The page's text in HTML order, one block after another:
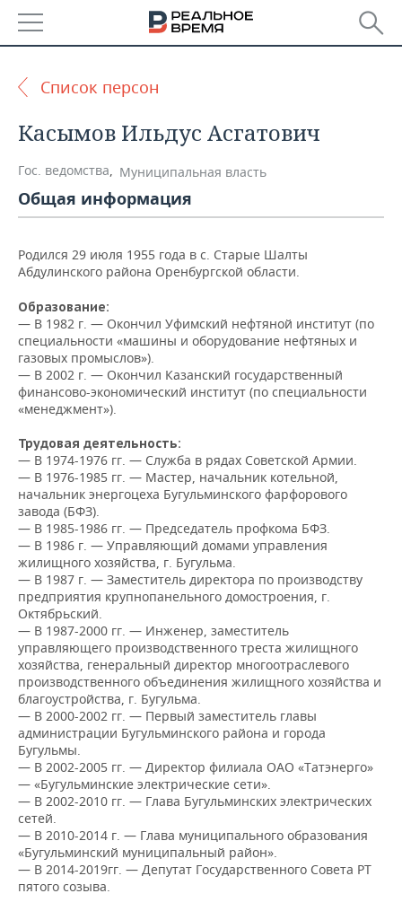
ТАТАРСТАН
УДМУРТИЯ
НОВОСТИ АНАЛИТИКИ
КОРОЛИ ГОСЗАКАЗА ПФО
ВУЗЫ ТАТАРСТАНА
КОМУ ПРИНАДЛЕЖАТ
ТОРГОВЫЕ ЦЕНТРЫ
ТАТАРСТАНА
ЭКОНОМИКА
ФИНАНСЫ
БАНКИ
БЮДЖЕТ
ИНВЕСТИЦИИ
НОВОСТИ
ПРОМЫШЛЕННОСТИ
АГРОПРОМ
МАШИНОСТРОЕНИЕ
НЕФТЕХИМИЯ
НЕФТЬ
ОПК
ЭНЕРГЕТИКА
НЕДВИЖИМОСТЬ
НОВОСТИ НЕДВИЖИМОСТИ
АВТО
НОВОСТИ АВТО
БИЗНЕС
НОВОСТИ БИЗНЕСА
РОЗНИЧНАЯ ТОРГОВЛЯ
ТРАНСПОРТ
УСЛУГИ
ТЕХНОЛОГИИ
НОВОСТИ ТЕХНОЛОГИЙ
IT
МЕДИА
ТЕЛЕКОММУНИКАЦИИ
МЕРОПРИЯТИЯ
НОВОСТИ МЕРОПРИЯТИЙ
ВЫЕЗДНАЯ РЕДАКЦИЯ
БИЗНЕС-БРАНЧИ
ONLINE-КОНФЕРЕНЦИИ
ОТКРЫТАЯ ЛЕКЦИЯ
СПОРТ
НОВОСТИ СПОРТА
ФУТБОЛ
ХОККЕЙ
БАСКЕТБОЛ
ВОЛЕЙБОЛ
КИБЕРСПОРТ
ФИГУРНОЕ КАТАНИЕ
ВОДНЫЕ ВИДЫ СПОРТА
ХОККЕЙ С МЯЧОМ
ОБЩЕСТВО
НОВОСТИ ОБЩЕСТВА
ВЛАСТЬ
ИНФРАСТРУКТУРА
ИСТОРИЯ
КУЛЬТУРА
МЕДИЦИНА
ОБРАЗОВАНИЕ
ПРОИСШЕСТВИЯ
ФОТОГАЛЕРЕЯ
СЮЖЕТЫ
СПРАВОЧНИК
СПИСОК ПЕРСОН
СПИСОК КОМПАНИЙ
ПОЛНАЯ ВЕРСИЯ
Список персон
Касымов Ильдус Асгатович
Гос. ведомства, Муниципальная власть
Общая информация
Родился 29 июля 1955 года в с. Старые Шалты
Абдулинского района Оренбургской области.
Образование:
— В 1982 г. — Окончил Уфимский нефтяной институт (по
специальности «машины и оборудование нефтяных и
газовых промыслов»).
— В 2002 г. — Окончил Казанский государственный
финансово-экономический институт (по специальности
«менеджмент»).
Трудовая деятельность:
— В 1974-1976 гг. — Служба в рядах Советской Армии.
— В 1976-1985 гг. — Мастер, начальник котельной,
начальник энергоцеха Бугульминского фарфорового
завода (БФЗ).
— В 1985-1986 гг. — Председатель профкома БФЗ.
— В 1986 г. — Управляющий домами управления
жилищного хозяйства, г. Бугульма.
— В 1987 г. — Заместитель директора по производству
предприятия крупнопанельного домостроения, г.
Октябрьский.
— В 1987-2000 гг. — Инженер, заместитель
управляющего производственного треста жилищного
хозяйства, генеральный директор многоотраслевого
производственного объединения жилищного хозяйства и
благоустройства, г. Бугульма.
— В 2000-2002 гг. — Первый заместитель главы
администрации Бугульминского района и города
Бугульмы.
— В 2002-2005 гг. — Директор филиала ОАО «Татэнерго»
— «Бугульминские электрические сети».
— В 2002-2010 гг. — Глава Бугульминских электрических
сетей.
— В 2010-2014 г. — Глава муниципального образования
«Бугульминский муниципальный район».
— В 2014-2019гг. — Депутат Государственного Совета РТ
пятого созыва.